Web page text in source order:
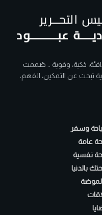
ذكية، وقوية .. صُممت
تبحث عن التمكين، الفهم،
وسفر
عامة
نفسية
بالدنيا